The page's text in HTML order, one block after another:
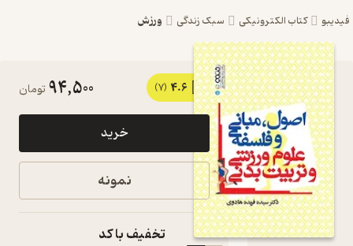
کتاب الکترونیکی سبک زندگی ورزش
کتاب
اصول،
مبانی و
علوم
ورزشی و
4.6
(7)
94,500تومان
خرید
نمونه
تخفیف با کد